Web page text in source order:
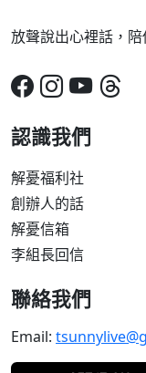
放聲說出心裡話，
認識我們
解憂福利社
創辦人的話
解憂信箱
李組長回信
聯絡我們
Email: